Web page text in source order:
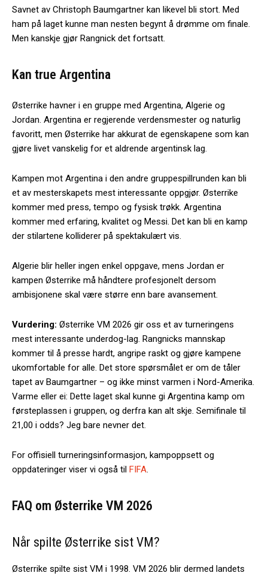
Savnet av Christoph Baumgartner kan likevel bli stort. Med
ham på laget kunne man nesten begynt å drømme om finale.
Men kanskje gjør Rangnick det fortsatt.
Kan true Argentina
Østerrike havner i en gruppe med Argentina, Algerie og
Jordan. Argentina er regjerende verdensmester og naturlig
favoritt, men Østerrike har akkurat de egenskapene som kan
gjøre livet vanskelig for et aldrende argentinsk lag.
Kampen mot Argentina i den andre gruppespillrunden kan bli
et av mesterskapets mest interessante oppgjør. Østerrike
kommer med press, tempo og fysisk trøkk. Argentina
kommer med erfaring, kvalitet og Messi. Det kan bli en kamp
der stilartene kolliderer på spektakulært vis.
Algerie blir heller ingen enkel oppgave, mens Jordan er
kampen Østerrike må håndtere profesjonelt dersom
ambisjonene skal være større enn bare avansement.
Vurdering: Østerrike VM 2026 gir oss et av turneringens
mest interessante underdog-lag. Rangnicks mannskap
kommer til å presse hardt, angripe raskt og gjøre kampene
ukomfortable for alle. Det store spørsmålet er om de tåler
tapet av Baumgartner – og ikke minst varmen i Nord-Amerika.
Varme eller ei: Dette laget skal kunne gi Argentina kamp om
førsteplassen i gruppen, og derfra kan alt skje. Semifinale til
21,00 i odds? Jeg bare nevner det.
For offisiell turneringsinformasjon, kampoppsett og
oppdateringer viser vi også til FIFA
FAQ om Østerrike VM 2026
Når spilte Østerrike sist VM?
Østerrike spilte sist VM i 1998. VM 2026 blir dermed landets